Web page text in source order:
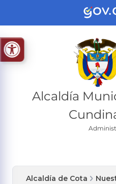
Alcaldía
Alcaldía de Cota